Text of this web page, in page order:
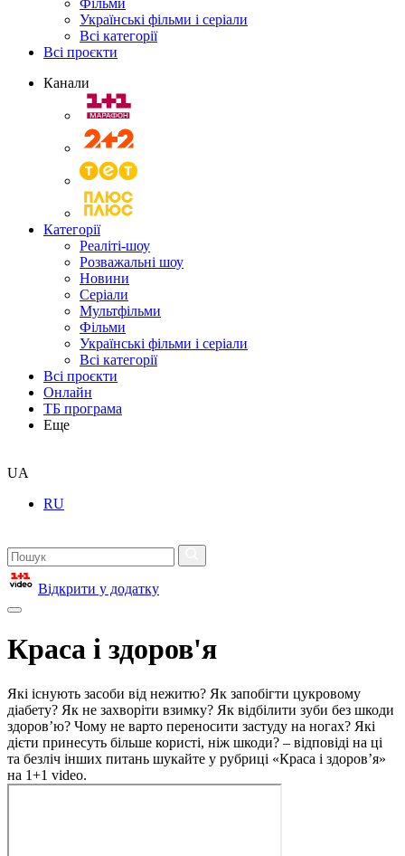
Фільми
Українські фільми і серіали
Всі категорії
Всі проєкти
Канали
Категорії
Реаліті-шоу
Розважальні шоу
Новини
Серіали
Мультфільми
Фільми
Українські фільми і серіали
Всі категорії
Всі проєкти
Онлайн
ТБ програма
Еще
UA
RU
Відкрити у додатку
Краса і здоров'я
Які існують засоби від нежитю? Як запобігти цукровому
діабету? Як не захворіти взимку? Як відбілити зуби без шкоди
здоров’ю? Чому не варто переносити застуду на ногах? Які
дієти принесуть більше користі, ніж шкоди? – відповіді на ці
та безліч інших питань шукайте у рубриці «Краса і здоров’я»
на 1+1 video.